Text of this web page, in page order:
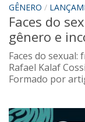
GÊNERO /
Faces do
gênero e
Faces do
Rafael Kalaf
Formado por